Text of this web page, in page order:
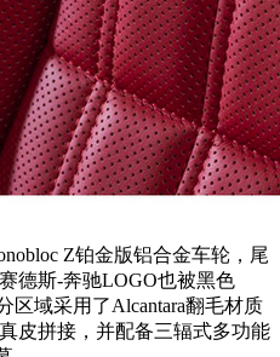
Z铂金版铝合金车轮，尾
德斯-奔驰LOGO也被黑色
区域采用了Alcantara翻毛材质
皮拼接，并配备三辐式多功能